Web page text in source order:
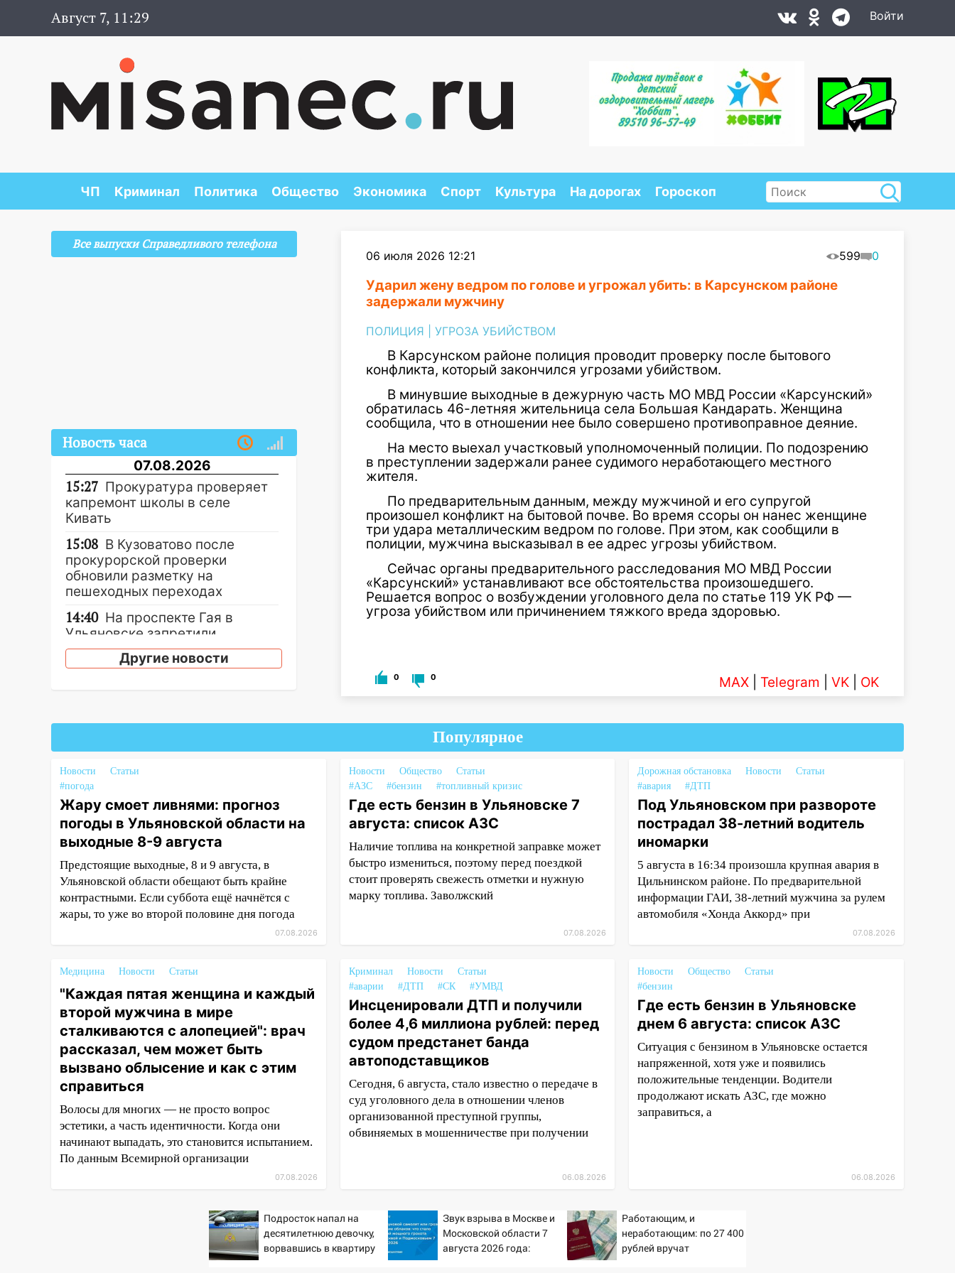
Август 7, 11:29 Войти
ЧП Криминал Политика Общество Экономика Спорт Культура На дорогах Гороскоп
06 июля 2026 12:21 599 0
Ударил жену ведром по голове и угрожал убить: в Карсунском районе
задержали мужчину
ПОЛИЦИЯ УГРОЗА УБИЙСТВОМ
В Карсунском районе полиция проводит проверку после бытового
конфликта, который закончился угрозами убийством.
В минувшие выходные в дежурную часть МО МВД России «Карсунский»
обратилась 46-летняя жительница села Большая Кандарать. Женщина
сообщила, что в отношении нее было совершено противоправное деяние.
На место выехал участковый уполномоченный полиции. По подозрению
в преступлении задержали ранее судимого неработающего местного
жителя.
По предварительным данным, между мужчиной и его супругой
произошел конфликт на бытовой почве. Во время ссоры он нанес женщине
три удара металлическим ведром по голове. При этом, как сообщили в
полиции, мужчина высказывал в ее адрес угрозы убийством.
Сейчас органы предварительного расследования МО МВД России
«Карсунский» устанавливают все обстоятельства произошедшего.
Решается вопрос о возбуждении уголовного дела по статье 119 УК РФ —
угроза убийством или причинением тяжкого вреда здоровью.
0 0 MAX Telegram VK OK
Все выпуски Справедливого телефона
Новость часа
07.08.2026
15:27 Прокуратура проверяет
капремонт школы в селе
Кивать
15:08 В Кузоватово после
прокурорской проверки
обновили разметку на
пешеходных переходах
14:40 На проспекте Гая в
Ульяновске запретили
остановку автомобилей на 50-
метровом участке
«Наше время» с
«Мураками»
14:04
Жару смоет ливнями:
прогноз погоды в Ульяновской
области на выходные 8-9
августа
13:30
В Ульяновске
транспортные
полицейские проведут акцию
«Час пассажира»
13:20
В Ульяновске за один
13:01
мужчина выбросил из машины
страйкбольную гранату: его
задержали
12:34 На Ульяновскую область
надвигается сильнейшая
непогода: град и шквал до 27
м/с
12:31 Ульяновец хотел купить
иномарку из Европы и потерял
760 тысяч рублей
Chevrolet: пострадал 14-летний
Где есть бензин в
Другие новости
Популярное
Новости
Статьи
#погода
Жару смоет ливнями: прогноз
погоды в Ульяновской области на
выходные 8-9 августа
Предстоящие выходные, 8 и 9 августа, в
Ульяновской области обещают быть крайне
контрастными. Если суббота ещё начнётся с
жары, то уже во второй половине дня погода
07.08.2026
Новости Общество
Статьи
#АЗС
#бензин #топливный кризис
Где есть бензин в Ульяновске 7
августа: список АЗС
Наличие топлива на конкретной заправке может
быстро измениться, поэтому перед поездкой
стоит проверять свежесть отметки и нужную
марку топлива. Заволжский
07.08.2026
Дорожная обстановка Новости
Статьи
#авария
#ДТП
Под Ульяновском при развороте
пострадал 38-летний водитель
иномарки
5 августа в 16:34 произошла крупная авария в
Цильнинском районе. По предварительной
информации ГАИ, 38-летний мужчина за рулем
автомобиля «Хонда Аккорд» при
07.08.2026
Медицина Новости Статьи
"Каждая пятая женщина и каждый
второй мужчина в мире
сталкиваются с алопецией": врач
рассказал, чем может быть
вызвано облысение и как с этим
справиться
Волосы для многих — не просто вопрос
эстетики, а часть идентичности. Когда они
начинают выпадать, это становится испытанием.
По данным Всемирной организации
07.08.2026
Криминал Новости
Статьи
#аварии
#ДТП #СК #УМВД
Инсценировали ДТП и получили
более 4,6 миллиона рублей: перед
судом предстанет банда
автоподставщиков
Сегодня, 6 августа, стало известно о передаче в
суд уголовного дела в отношении членов
организованной преступной группы,
обвиняемых в мошенничестве при получении
06.08.2026
Новости Общество
Статьи
#бензин
Где есть бензин в Ульяновске
днем 6 августа: список АЗС
Ситуация с бензином в Ульяновске остается
напряженной, хотя уже и появились
положительные тенденции. Водители
продолжают искать АЗС, где можно
заправиться, а
06.08.2026
Подросток напал на
десятилетнюю девочку,
ворвавшись в квартиру
Звук взрыва в Москве и
Московской области 7
августа 2026 года:
Работающим, и
неработающим: по 27 400
рублей вручат